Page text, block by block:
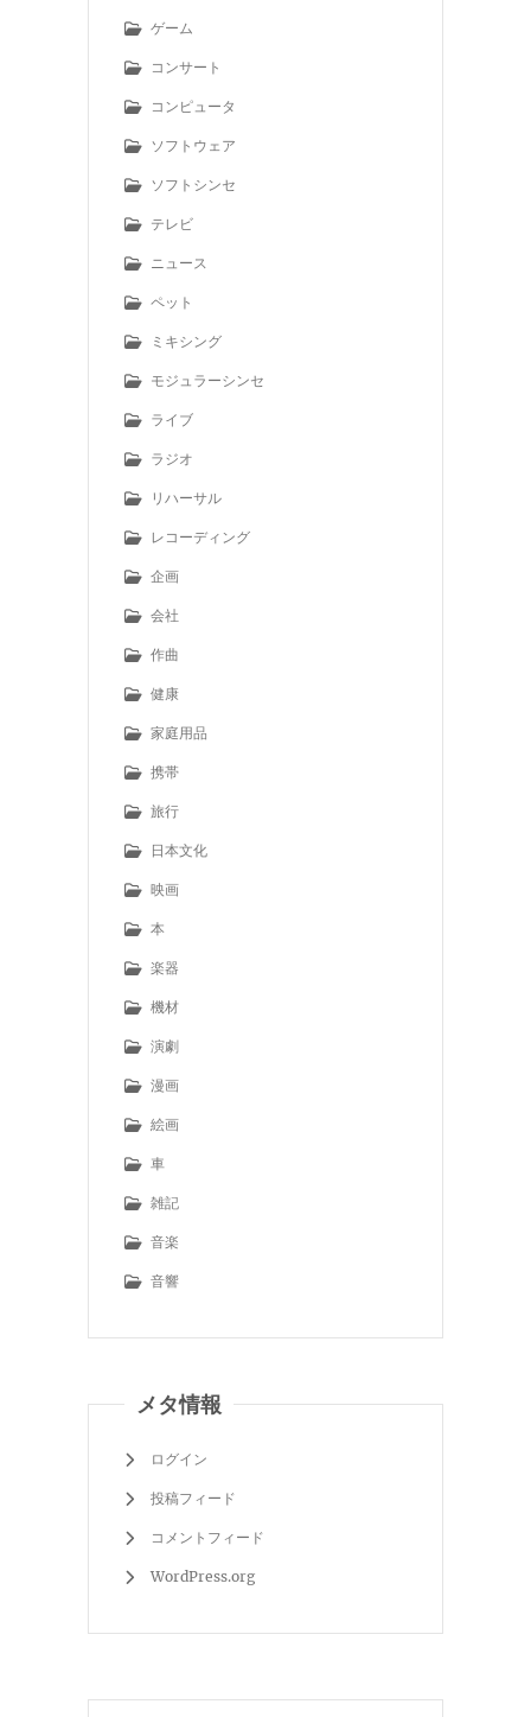
ゲーム
コンサート
コンピュータ
ソフトウェア
ソフトシンセ
テレビ
ニュース
ペット
ミキシング
モジュラーシンセ
ライブ
ラジオ
リハーサル
レコーディング
企画
会社
作曲
健康
家庭用品
携帯
旅行
日本文化
映画
本
楽器
機材
演劇
漫画
絵画
車
雑記
音楽
音響
メタ情報
ログイン
投稿フィード
コメントフィード
WordPress.org